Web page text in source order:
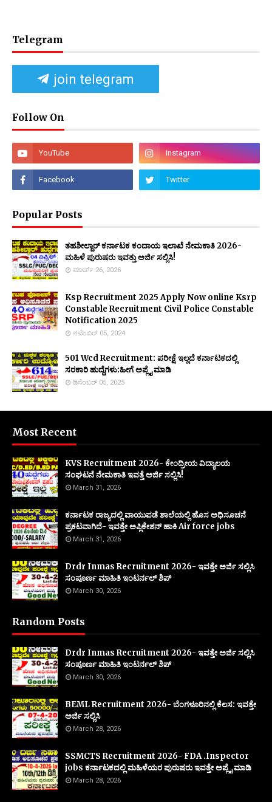
Telegram
join telegram
Follow On
Popular Posts
ತಹಶೀಲ್ದಾರ್ ಕರ್ನಾಟಕ ಕಂದಾಯ ಇಲಾಖೆ ನೇಮಕಾತಿ 2026-
ಮಹಿಳೆ ಪುರುಷರು ಇವತ್ತು ಅರ್ಜಿ ಸಲ್ಲಿಸಿ!
ಮಾರ್ಚ್ 26, 2026
Ksp Recruitment 2025 Apply Now online Ksrp
Constable Recruitment Civil Police Constable
Notification 2025
ನವೆಂಬರ್ 05, 2024
501 Wcd Recruitment: ಪರೀಕ್ಷೆ ಇಲ್ಲದೆ ಕರ್ನಾಟಕದಲ್ಲಿ
ಸರಕಾರಿ ಹುದ್ದೆಗಳು:ಹೀಗೆ ಅಪ್ಲೈ ಮಾಡಿ
ಡಿಸೆಂಬರ್ 05, 2025
Most Recent
KVS Recruitment 2026- ಕೇಂದ್ರೀಯ ವಿದ್ಯಾಲಯ
ಸಂಘಟನೆ ನೇಮಕಾತಿ ಇವತ್ತೆ ಅರ್ಜಿ ಸಲ್ಲಿಸಿ!
March 31, 2026
ಕರ್ನಾಟಕ ರಾಜ್ಯದಲ್ಲಿ ವಾಯುಪಡೆ ಶಾಲೆಯಲ್ಲಿ ಹೊಸ ಅಧಿಸೂಚನೆ
ಪ್ರಕಟವಾಗಿದೆ- ಇವತ್ತೇ ಅಪ್ಲಿಕೇಶನ್ ಹಾಕಿ Air force jobs
March 31, 2026
Drdr Inmas Recruitment 2026- ಇವತ್ತೇ ಅರ್ಜಿ ಸಲ್ಲಿಸಿ
ಸಂಪೂರ್ಣ ಮಾಹಿತಿ ಇಂಟರ್ನಲ್ ಶಿಪ್
March 30, 2026
Random Posts
Drdr Inmas Recruitment 2026- ಇವತ್ತೇ ಅರ್ಜಿ ಸಲ್ಲಿಸಿ
ಸಂಪೂರ್ಣ ಮಾಹಿತಿ ಇಂಟರ್ನಲ್ ಶಿಪ್
March 30, 2026
BEML Recruitment 2026- ಬೆಂಗಳೂರಿನಲ್ಲಿ ಕೆಲಸ: ಇವತ್ತೇ
ಅರ್ಜಿ ಸಲ್ಲಿಸಿ
March 28, 2026
SSMCTS Recruitment 2026- FDA .Inspector
jobs ಕರ್ನಾಟಕದಲ್ಲಿ ಮಹಿಳೆಯರ ಪುರುಷರು ಇವತ್ತೇ ಅಪ್ಲೈ ಮಾಡಿ
March 28, 2026